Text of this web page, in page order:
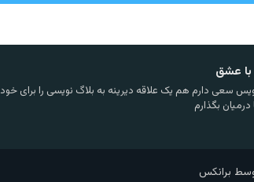
عشق
سعی دارم هم یک علاقه دیرینه به بلاگ نویسی را برای خودم
بگذارم
برانکس